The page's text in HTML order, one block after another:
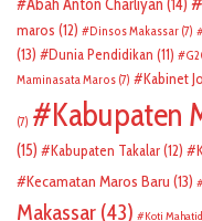
Abah Anton Charliyan (14)
maros (12) Dinsos Makassar (7)
(13)
Dunia Pendidikan (11)
Maminasata Maros (7) Kabinet
(7) Kabupaten
(15)
Kabupaten Takalar(12)
Kecamatan Maros Baru (13)
Makassar (43) Koti